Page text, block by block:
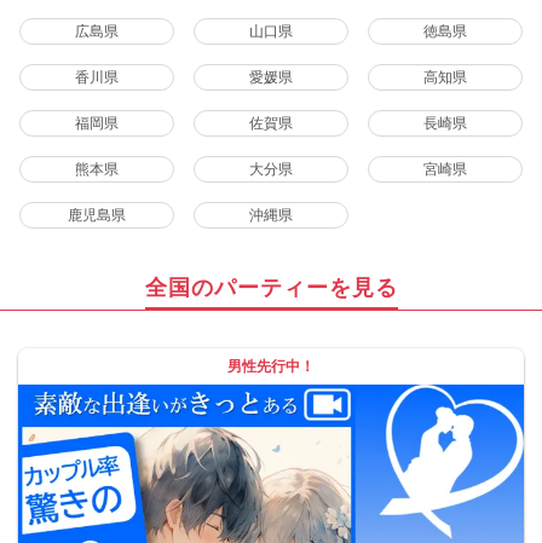
広島県 山口県 徳島県
香川県 愛媛県 高知県
福岡県 佐賀県 長崎県
熊本県 大分県 宮崎県
鹿児島県 沖縄県
全国のパーティーを見る
男性先行中！